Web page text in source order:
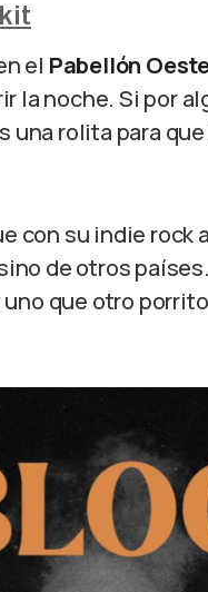
el Pabellón
la noche. Si por
una rolita para
con su indie rock
de otros
que otro